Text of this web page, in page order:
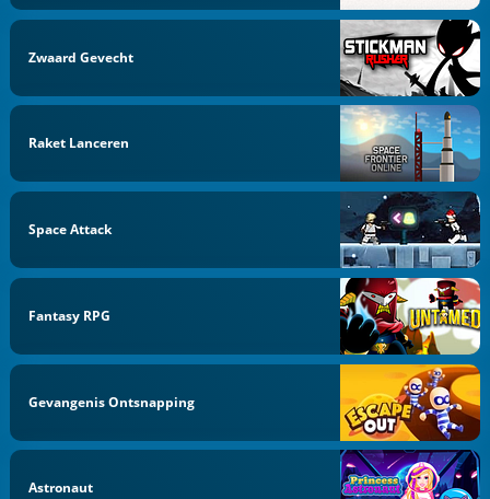
Zwaard Gevecht
Raket Lanceren
Space Attack
Fantasy RPG
Gevangenis Ontsnapping
Astronaut